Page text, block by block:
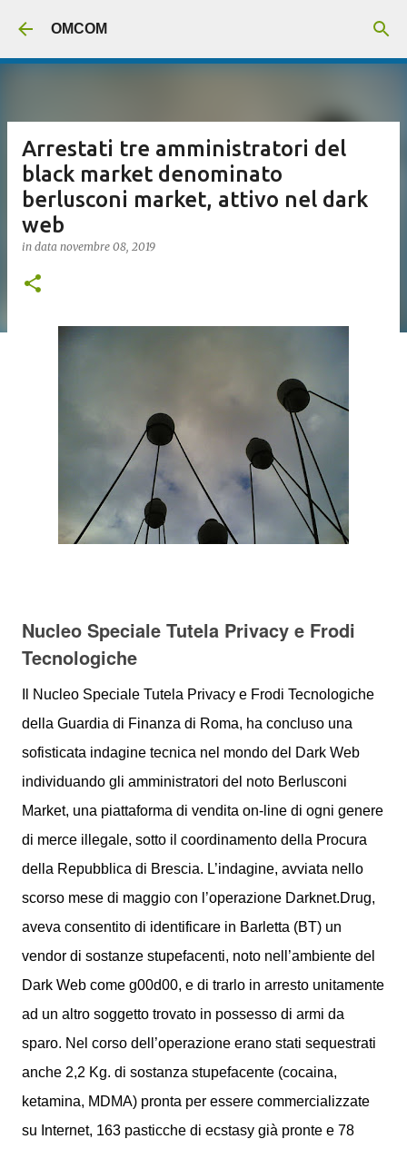
OMCOM
Arrestati tre amministratori del
black market denominato
berlusconi market, attivo nel dark
web
in data novembre 08, 2019
Nucleo Speciale Tutela Privacy e Frodi
Tecnologiche
Il Nucleo Speciale Tutela Privacy e Frodi Tecnologiche
della Guardia di Finanza di Roma, ha concluso una
sofisticata indagine tecnica nel mondo del Dark Web
individuando gli amministratori del noto Berlusconi
Market, una piattaforma di vendita on-line di ogni genere
di merce illegale, sotto il coordinamento della Procura
della Repubblica di Brescia. L’indagine, avviata nello
scorso mese di maggio con l’operazione Darknet.Drug,
aveva consentito di identificare in Barletta (BT) un
vendor di sostanze stupefacenti, noto nell’ambiente del
Dark Web come g00d00, e di trarlo in arresto unitamente
ad un altro soggetto trovato in possesso di armi da
sparo. Nel corso dell’operazione erano stati sequestrati
anche 2,2 Kg. di sostanza stupefacente (cocaina,
ketamina, MDMA) pronta per essere commercializzate
su Internet, 163 pasticche di ecstasy già pronte e 78